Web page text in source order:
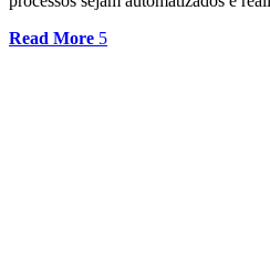
Read More